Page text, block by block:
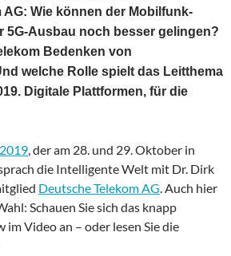
AG: Wie können der Mobilfunk-
5G-Ausbau noch besser gelingen?
Bedenken von
welche Rolle spielt das Leitthema
Digitale Plattformen, für die
, der am 28. und 29. Oktober in
die Intelligente Welt mit Dr. Dirk
Deutsche Telekom AG. Auch hier
Schauen Sie sich das knapp
Video an – oder lesen Sie die